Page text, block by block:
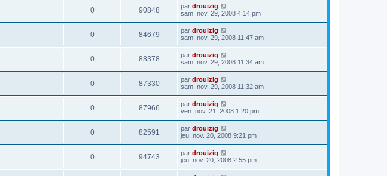
0 90848 par drouizig
sam. nov. 29, 2008 4:14 pm
0 84679 par drouizig
sam. nov. 29, 2008 11:47 am
0 88378 par drouizig
sam. nov. 29, 2008 11:34 am
0 87330 par drouizig
sam. nov. 29, 2008 11:32 am
0 87966 par drouizig
ven. nov. 21, 2008 1:20 pm
0 82591 par drouizig
jeu. nov. 20, 2008 9:21 pm
0 94743 par drouizig
jeu. nov. 20, 2008 2:55 pm